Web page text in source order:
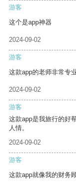
游客
这个是app神器
2024-09-02
游客
这款app的老师非常专
2024-09-02
游客
这款app是我旅行的好
人情。
2024-09-02
游客
这款app就像我的财务